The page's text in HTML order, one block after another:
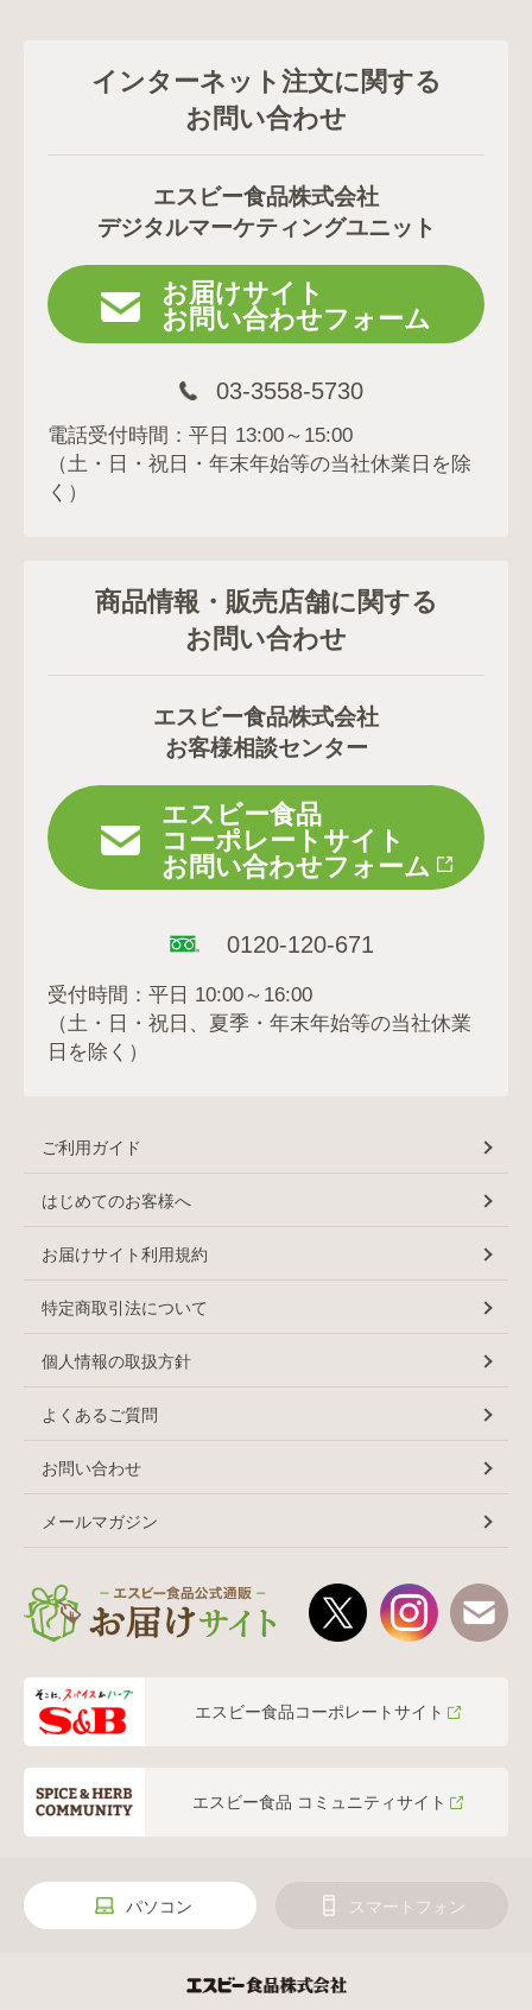
インターネット注文に関する
お問い合わせ
エスビー食品株式会社
デジタルマーケティングユニット
お届けサイト
お問い合わせフォーム
03-3558-5730
電話受付時間：平日 13:00～15:00
（土・日・祝日・年末年始等の当社休業日を除
く）
商品情報・販売店舗に関する
お問い合わせ
エスビー食品株式会社
お客様相談センター
エスビー食品
コーポレートサイト
お問い合わせフォーム
0120-120-671
受付時間：平日 10:00～16:00
（土・日・祝日、夏季・年末年始等の当社休業
日を除く）
ご利用ガイド
はじめてのお客様へ
お届けサイト利用規約
特定商取引法について
個人情報の取扱方針
よくあるご質問
お問い合わせ
メールマガジン
エスビー食品コーポレートサイト
エスビー食品 コミュニティサイト
パソコン スマートフォン